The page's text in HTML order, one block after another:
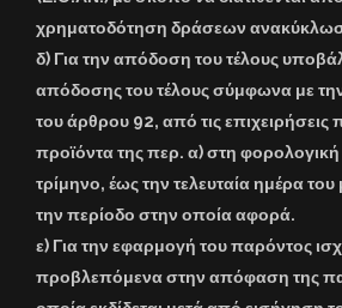
χρηματοδότηση δράσεων
δ) Για την απόδοση του τέλους
απόδοσης του τέλους σύμφωνα με
του άρθρου 92, από τις
προϊόντα της περ. α) στη φορολογική
τρίμηνο, έως την τελευταία ημέρα
την περίοδο στην οποία αφορά.
ε) Για την εφαρμογή του παρόντος
προβλεπόμενα στην απόφαση της